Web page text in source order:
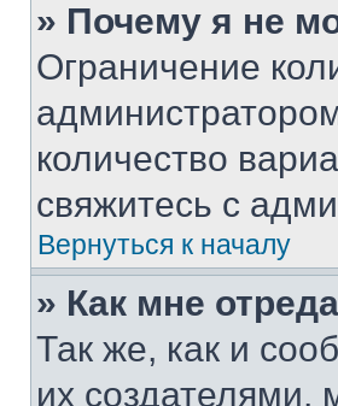
» Почему я не
Ограничение
количество
свяжитесь с
Вернуться к началу
» Как мне
Так же, как и
их создателями,